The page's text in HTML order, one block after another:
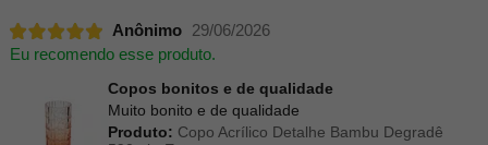
Anônimo
29/06/2026
Eu recomendo esse produto.
Copos bonitos e de qualidade
Muito bonito e de qualidade
Produto: Copo Acrílico Detalhe Bambu Degradê